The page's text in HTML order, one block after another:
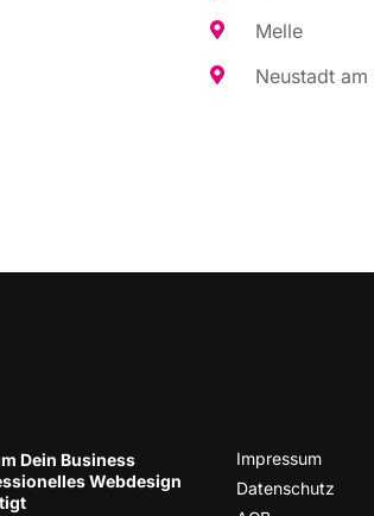
Mel­le
Neu­stadt
Dein Business
Web­de­sign
Impres­sum
Daten­schutz